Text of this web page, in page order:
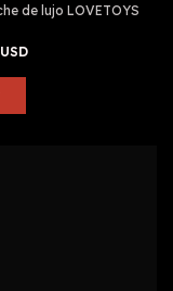
de lujo LOVETOYS